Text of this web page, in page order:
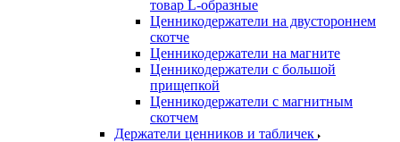
товар L-образные
Ценникодержатели на двустороннем
скотче
Ценникодержатели на магните
Ценникодержатели с большой
прищепкой
Ценникодержатели с магнитным
скотчем
Держатели ценников и табличек